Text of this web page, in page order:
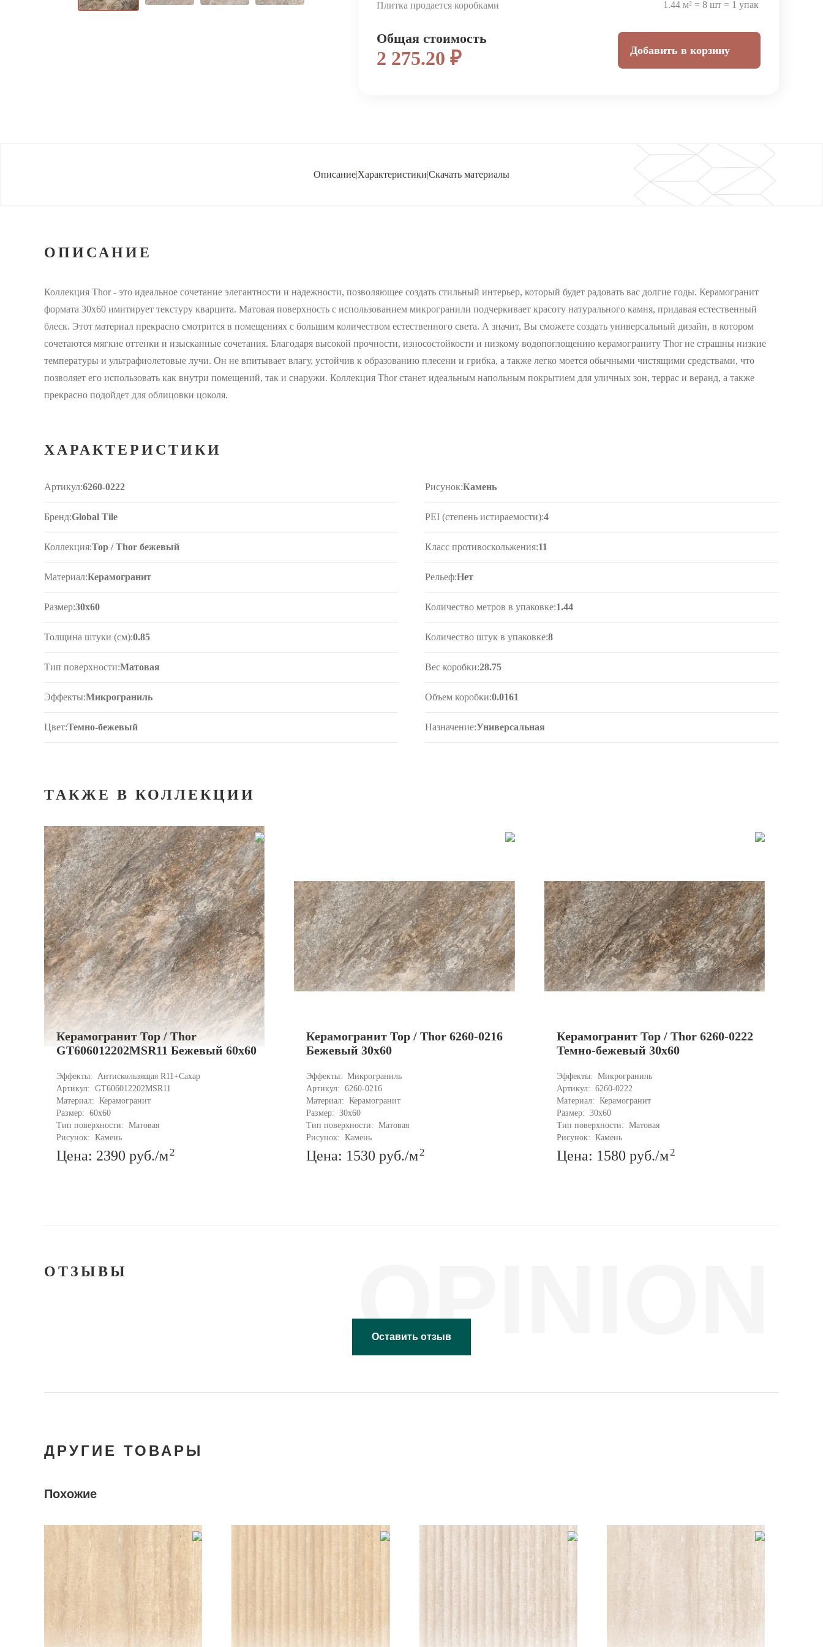
Плитка продается коробками 1.44 м² = 8 шт = 1 упак
Общая стоимость
2 275.20 ₽ Добавить в корзину
Описание|Характеристики|Скачать материалы
ОПИСАНИЕ
Коллекция Thor - это идеальное сочетание элегантности и надежности, позволяющее создать стильный интерьер, который будет радовать вас долгие годы. Керамогранит
формата 30х60 имитирует текстуру кварцита. Матовая поверхность с использованием микрогранили подчеркивает красоту натурального камня, придавая естественный
блеск. Этот материал прекрасно смотрится в помещениях с большим количеством естественного света. А значит, Вы сможете создать универсальный дизайн, в котором
сочетаются мягкие оттенки и изысканные сочетания. Благодаря высокой прочности, износостойкости и низкому водопоглощению керамограниту Thor не страшны низкие
температуры и ультрафиолетовые лучи. Он не впитывает влагу, устойчив к образованию плесени и грибка, а также легко моется обычными чистящими средствами, что
позволяет его использовать как внутри помещений, так и снаружи. Коллекция Thor станет идеальным напольным покрытием для уличных зон, террас и веранд, а также
прекрасно подойдет для облицовки цоколя.
ХАРАКТЕРИСТИКИ
Артикул:6260-0222
Бренд:Global Tile
Коллекция:Тор / Thor бежевый
Материал:Керамогранит
Размер:30x60
Толщина штуки (см):0.85
Тип поверхности:Матовая
Эффекты:Микрограниль
Цвет:Темно-бежевый
Рисунок:Камень
PEI (степень истираемости):4
Класс противоскольжения:11
Рельеф:Нет
Количество метров в упаковке:1.44
Количество штук в упаковке:8
Вес коробки:28.75
Объем коробки:0.0161
Назначение:Универсальная
ТАКЖЕ В КОЛЛЕКЦИИ
Керамогранит Тор / Thor
GT606012202MSR11 Бежевый 60x60
Эффекты: Антискользящая R11+Сахар
Артикул: GT606012202MSR11
Материал: Керамогранит
Размер: 60x60
Тип поверхности: Матовая
Рисунок: Камень
Цена: 2390 руб./м2
Керамогранит Тор / Thor 6260-0216
Бежевый 30x60
Эффекты:
Микрограниль
Артикул:
6260-0216
Материал:
Керамогранит
Размер:
30x60
Тип поверхности:
Матовая
Рисунок:
Камень
Цена: 1530руб./м2
Керамогранит Тор / Thor 6260-0222
Темно-бежевый 30x60
Эффекты: Микрограниль
Артикул: 6260-0222
Материал: Керамогранит
Размер: 30x60
Тип поверхности: Матовая
Рисунок: Камень
Цена: 1580 руб./м2
OPINION
ОТЗЫВЫ
Оставить отзыв
ДРУГИЕ ТОВАРЫ
Похожие